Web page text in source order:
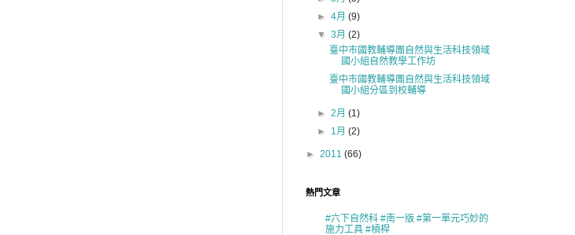
►4月(9)
▼3月(2)
臺中市國教輔導團自然與生活科技領域
國小組自然教學工作坊
臺中市國教輔導團自然與生活科技領域
國小組分區到校輔導
►2月(1)
► 1月(2)
► 2011 (66)
熱門文章
#六下自然科 #南一版 #第一單元巧妙的
施力工具 #槓桿